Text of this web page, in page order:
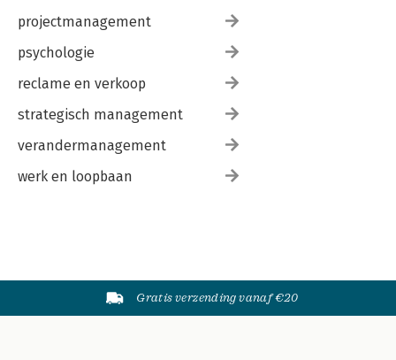
projectmanagement
psychologie
reclame en verkoop
strategisch management
verandermanagement
werk en loopbaan
Gratis verzending vanaf €20